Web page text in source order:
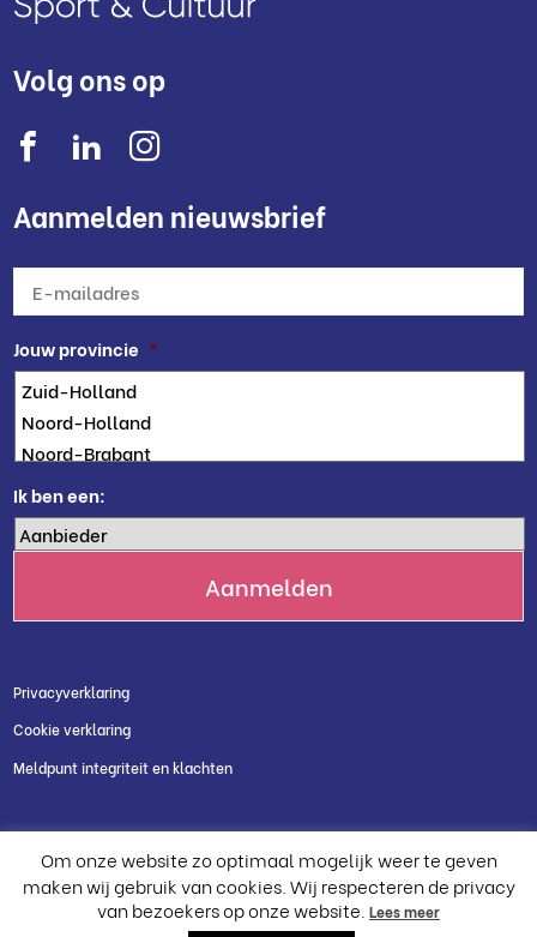
Volg ons op
Aanmelden nieuwsbrief
mailadres *
Jouw provincie *
Ik ben een:
Privacyverklaring
Cookie verklaring
Meldpunt integriteit en klachten
Om onze website zo optimaal mogelijk weer te geven
maken wij gebruik van cookies. Wij respecteren de privacy
van bezoekers op onze website. Lees meer